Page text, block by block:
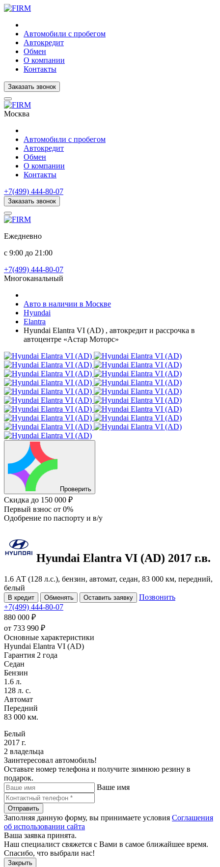
Автомобили с пробегом
Автокредит
Обмен
О компании
Контакты
Заказать звонок
Москва
Автомобили с пробегом
Автокредит
Обмен
О компании
Контакты
+7(499) 444-80-07
Заказать звонок
Ежедневно
с 9:00 до 21:00
+7(499) 444-80-07
Многоканальный
Авто в наличии в Москве
Hyundai
Elantra
Hyundai Elantra VI (AD) , автокредит и рассрочка в
автоцентре «Астар Моторс»
Проверить
Скидка до 150 000 ₽
Первый взнос от 0%
Одобрение по паспорту и в/у
Hyundai Elantra VI (AD) 2017 г.в.
1.6 АТ (128 л.с.), бензин, автомат, седан, 83 000 км, передний,
белый
В кредит Обменять Оставить заявку
Позвонить
+7(499) 444-80-07
880 000 ₽
от 733 990 ₽
Основные характеристики
Hyundai Elantra VI (AD)
Гарантия 2 года
Седан
Бензин
1.6 л.
128 л. с.
Автомат
Передний
83 000 км.
Белый
2017 г.
2 владельца
Заинтересовал автомобиль!
Оставьте номер телефона и получите зимнюю резину в
подарок.
Ваше имя
Отправить
Заполняя данную форму, вы принимаете условия Соглашения
об использовании сайта
Ваша заявка принята.
Наш специалист свяжется с Вами в самое ближайшее время.
Спасибо, что выбрали нас!
Закрыть